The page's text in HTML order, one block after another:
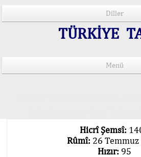
Diller
TÜRKİYE
Menü
Hicrî Şemsî:
Rûmî: 26
Hızır: 95